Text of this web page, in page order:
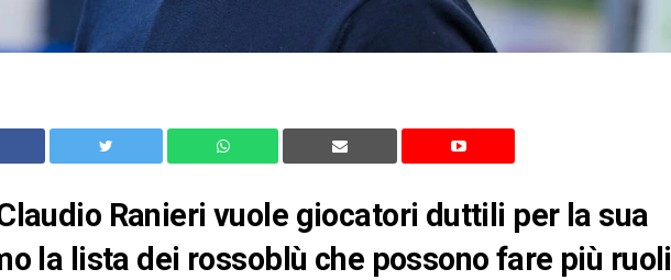
Ranieri vuole giocatori duttili per la sua
la lista dei rossoblù che possono fare più ruoli